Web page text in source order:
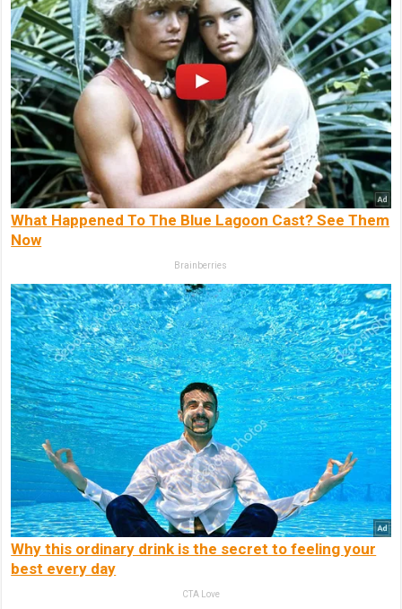
What Happened To The Blue Lagoon Cast? See Them
Now
Brainberries
Why this ordinary drink is the secret to feeling your
best every day
CTA Love